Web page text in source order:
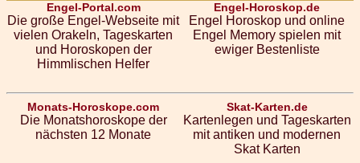
Engel-Portal.com
Die große Engel-Webseite mit
vielen Orakeln, Tageskarten
und Horoskopen der
Himmlischen Helfer
Engel-Horoskop.de
Engel Horoskop und online
Engel Memory spielen mit
ewiger Bestenliste
Monats-Horoskope.com
Die Monatshoroskope der
nächsten 12 Monate
Skat-Karten.de
Kartenlegen und Tageskarten
mit antiken und modernen
Skat Karten